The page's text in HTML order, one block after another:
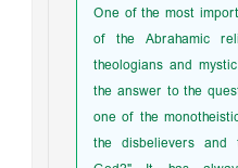
One of the most
of the Abrahamic
theologians and
the answer to the
one of the
the disbelievers